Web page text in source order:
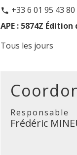
phone +33 6 01 95 43 80
APE : 5874Z
Tous les jours
Responsable
Frédéric